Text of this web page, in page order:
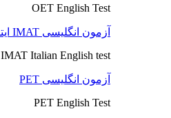
OET English Test
آزمون انگلیسی IMAT ایتالیا
IMAT Italian English test
آزمون انگلیسی PET
PET English Test